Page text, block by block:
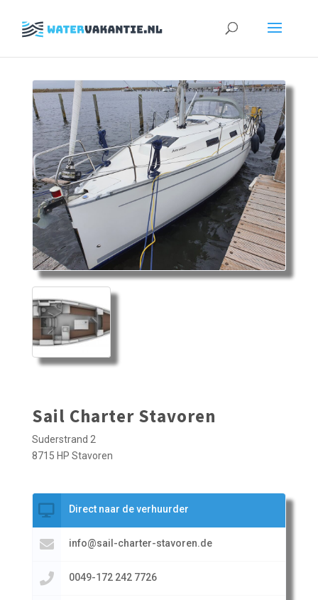
Zoeken
Sail Charter Stavoren
Suderstrand 2
8715 HP Stavoren
Direct naar de verhuurder
info@sail-charter-stavoren.de
0049-172 242 7726